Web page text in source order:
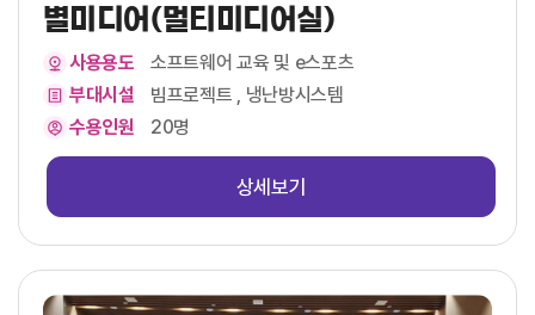
별미디어(멀티미디어실)
사용용도
소프트웨어 교육 및 e스포츠
부대시설
빔프로젝트 , 냉난방시스템
수용인원
20명
상세보기